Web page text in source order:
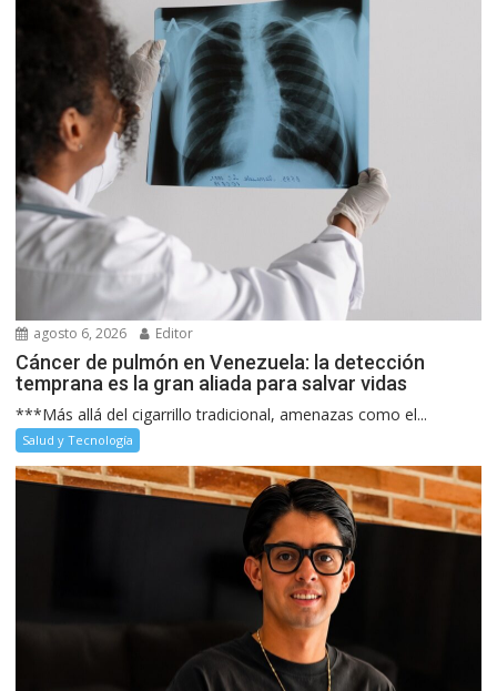
agosto 6, 2026 Editor
Cáncer de pulmón en Venezuela: la detección
temprana es la gran aliada para salvar vidas
***Más allá del cigarrillo tradicional, amenazas como el...
Salud y Tecnología